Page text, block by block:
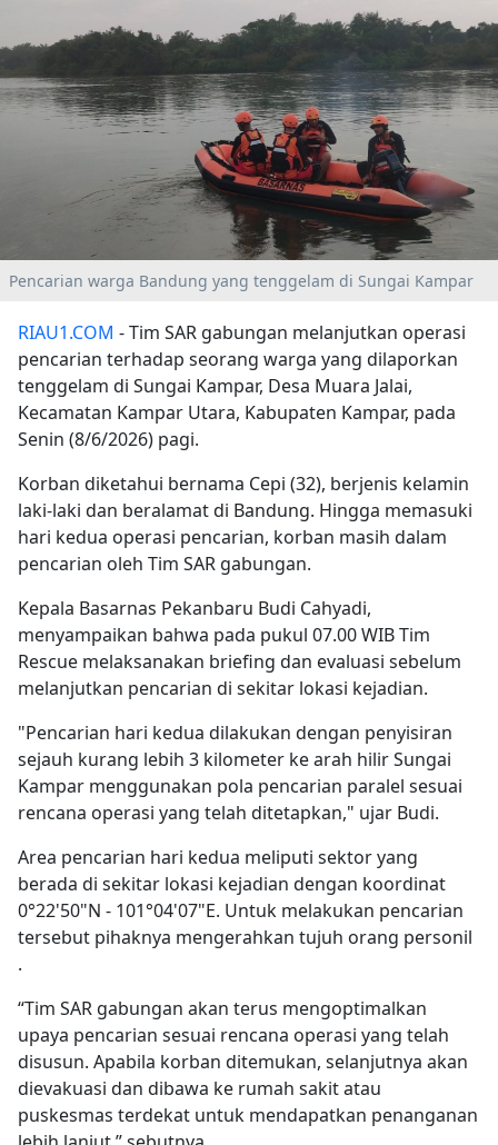
Pencarian warga Bandung yang tenggelam di Sungai Kampar
RIAU1.COM - Tim SAR gabungan melanjutkan operasi
pencarian terhadap seorang warga yang dilaporkan
tenggelam di Sungai Kampar, Desa Muara Jalai,
Kecamatan Kampar Utara, Kabupaten Kampar, pada
Senin (8/6/2026) pagi.
Korban diketahui bernama Cepi (32), berjenis kelamin
laki-laki dan beralamat di Bandung. Hingga memasuki
hari kedua operasi pencarian, korban masih dalam
pencarian oleh Tim SAR gabungan.
Kepala Basarnas Pekanbaru Budi Cahyadi,
menyampaikan bahwa pada pukul 07.00 WIB Tim
Rescue melaksanakan briefing dan evaluasi sebelum
melanjutkan pencarian di sekitar lokasi kejadian.
"Pencarian hari kedua dilakukan dengan penyisiran
sejauh kurang lebih 3 kilometer ke arah hilir Sungai
Kampar menggunakan pola pencarian paralel sesuai
rencana operasi yang telah ditetapkan," ujar Budi.
Area pencarian hari kedua meliputi sektor yang
berada di sekitar lokasi kejadian dengan koordinat
0°22'50"N - 101°04'07"E. Untuk melakukan pencarian
tersebut pihaknya mengerahkan tujuh orang personil
.
“Tim SAR gabungan akan terus mengoptimalkan
upaya pencarian sesuai rencana operasi yang telah
disusun. Apabila korban ditemukan, selanjutnya akan
dievakuasi dan dibawa ke rumah sakit atau
puskesmas terdekat untuk mendapatkan penanganan